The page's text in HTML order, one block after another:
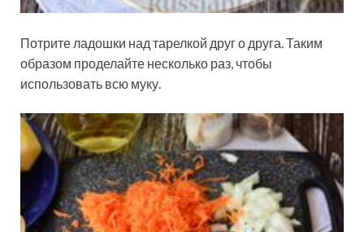
Потрите ладошки над тарелкой друг о друга. Таким
образом проделайте несколько раз, чтобы
использовать всю муку.